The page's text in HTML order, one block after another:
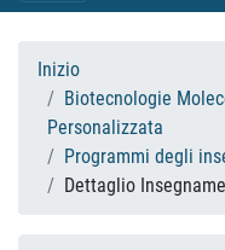
Inizio
Biotecnologie
Personalizzata
Programmi degli
Dettaglio